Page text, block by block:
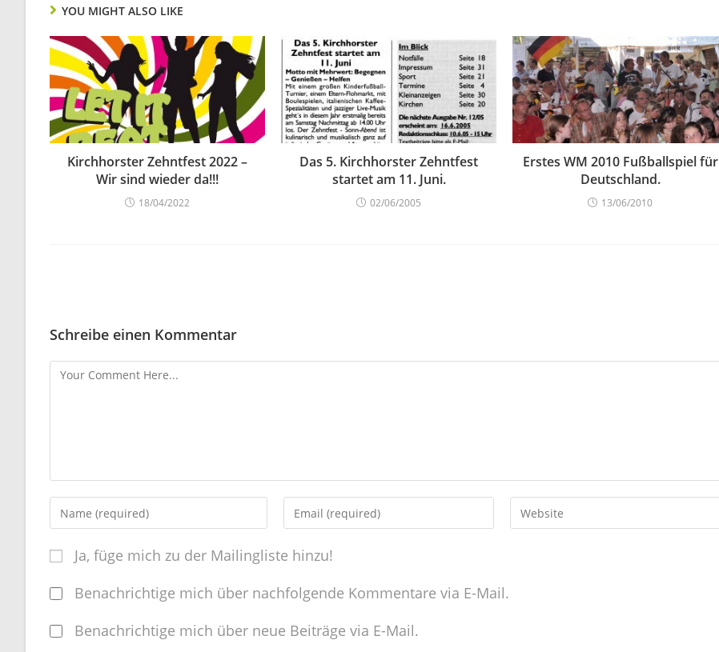
YOU MIGHT ALSO LIKE
Kirchhorster Zehntfest 2022 –
Wir sind wieder da!!!
18/04/2022
Das 5. Kirchhorster Zehntfest
startet am 11. Juni.
02/06/2005
Erstes WM 2010 Fußballspiel für
Deutschland.
13/06/2010
Schreibe einen Kommentar
Ja, füge mich zu der Mailingliste hinzu!
Benachrichtige mich über nachfolgende Kommentare via E-Mail.
Benachrichtige mich über neue Beiträge via E-Mail.